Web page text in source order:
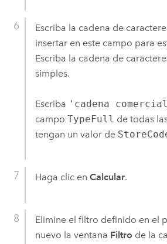
Escriba la cadena de
insertar en este campo para
Escriba la cadena de
simples.
Escriba 'cadena
campo TypeFull de todas
tengan un valor de
Haga clic en Calcular.
Elimine el filtro definido en el
nuevo la ventana Filtro de la